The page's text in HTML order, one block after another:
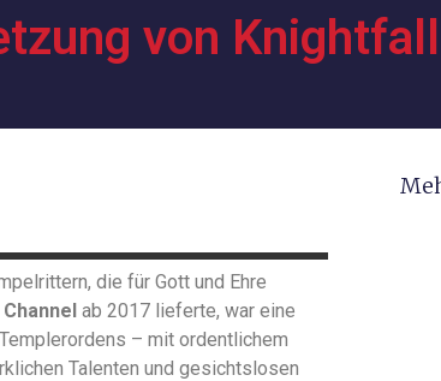
von Knightfall
die für Gott und Ehre
ab 2017 lieferte, war eine
– mit ordentlichem
Talenten und gesichtslosen